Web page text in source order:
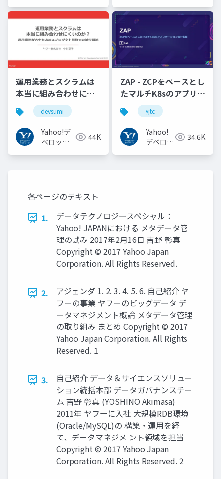
トワーク
トワーク
運用業務とスクラムは
本当に組み合わせにく
いのか︖運用業務が大
半を占めるプロダクト
開発での試行錯誤
devsumi
Yahoo!デ
ベロッパ
44K
ZAP - ZCPをベースとし
たマルチK8sのアプリケ
ーション実行基盤
#YJTC / YJTC21 B-3
yjtc
Yahoo!
デベロッ
34.6K
各ページのテキスト
1.
データテクノロジースペシャル：
Yahoo! JAPANにおける メタデータ管
理の試み 2017年2月16日 吉野 彰真
Copyright © 2017 Yahoo Japan
Corporation. All Rights Reserved.
2.
アジェンダ 1. 2. 3. 4. 5. 6. 自己紹介 ヤ
フーの事業 ヤフーのビッグデータ デ
ータマネジメント概論 メタデータ管理
の取り組み まとめ Copyright © 2017
Yahoo Japan Corporation. All Rights
Reserved. 1
3.
自己紹介 データ＆サイエンスソリュー
ション統括本部 データガバナンスチー
ム 吉野 彰真 (YOSHINO Akimasa)
2011年 ヤフーに入社 大規模RDB環境
(Oracle/MySQL)の 構築・運用を経
て、データマネジメ ント領域を担当
Copyright © 2017 Yahoo Japan
Corporation. All Rights Reserved. 2